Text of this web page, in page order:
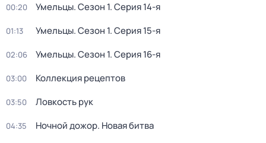
00:20 Умельцы. Сезон 1. Серия 14-я
01:13 Умельцы. Сезон 1. Серия 15-я
02:06 Умельцы. Сезон 1. Серия 16-я
03:00 Коллекция рецептов
03:50 Ловкость рук
04:35 Ночной дожор. Новая битва